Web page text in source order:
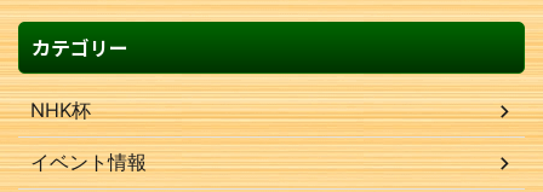
カテゴリー
NHK杯
イベント情報